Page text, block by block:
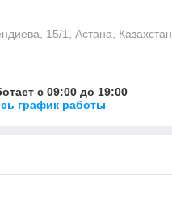
15/1, Астана, Казахстан
с 09:00 до 19:00
график работы